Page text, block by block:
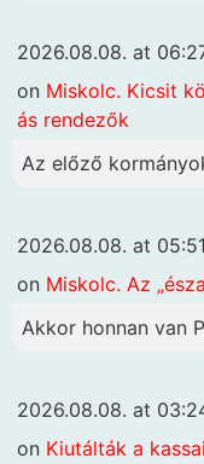
2026.08.08. at
on Miskolc. Kicsit
ás rendezők
Az előző
2026.08.08. at 05:51
on Miskolc. Az
Akkor honnan van
2026.08.08. at
on Kiutálták a